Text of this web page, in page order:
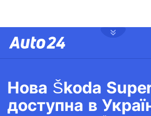
Нова Škoda
доступна в